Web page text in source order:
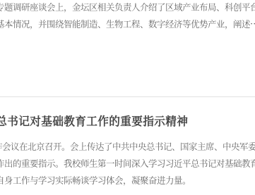
题调研座谈会上，金坛区相关负责人介绍了区域产业布局、科创平
情况，并围绕智能制造、生物工程、数字经济等优势产业，阐述
书记对基础教育工作的重要指示精神
议在北京召开。会上传达了中共中央总书记、国家主席、中央军
出的重要指示。我校师生第一时间深入学习习近平总书记对基础教
工作与学习实际畅谈学习体会，凝聚奋进力量。